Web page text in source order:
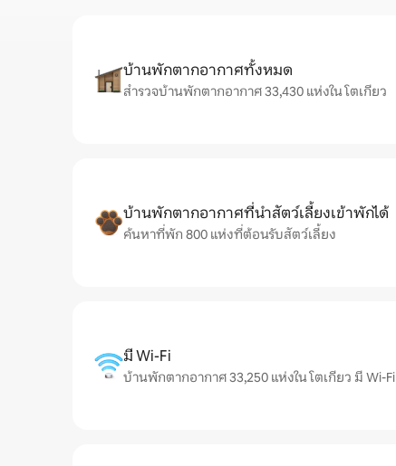
บ้านพักตากอากาศทั้งหมด
สำรวจบ้านพักตากอากาศ 33,430 แห่งใน โตเกียว
บ้านพักตากอากาศที่นำสัตว์เลี้ยงเข้าพักได้
ค้นหาที่พัก 800 แห่งที่ต้อนรับสัตว์เลี้ยง
มี Wi-Fi
บ้านพักตากอากาศ 33,250 แห่งใน โตเกียว มี Wi-Fi